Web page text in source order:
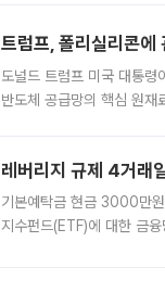
트럼프, 폴리실리콘
도널드 트럼프 미국 대통령
반도체 공급망의 핵심 원재
레버리지 규제 4거래
기본예탁금 현금 3000만
지수펀드(ETF)에 대한 금